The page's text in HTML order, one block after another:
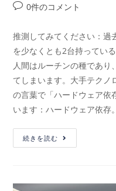
0件のコメント
推測してみてください：過
を少なくとも2台持ってい
人間はルーチンの種であ
てしまいます。大手テクノ
の言葉で「ハードウェア依
います：ハードウェア依存。
続きを読む